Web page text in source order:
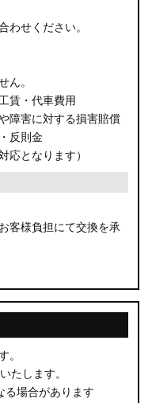
わせください。
ん。
賃・代車費用
障害に対する損害賠償
反則金
応となります）
客様負担にて交換を承
。
たします。
る場合があります